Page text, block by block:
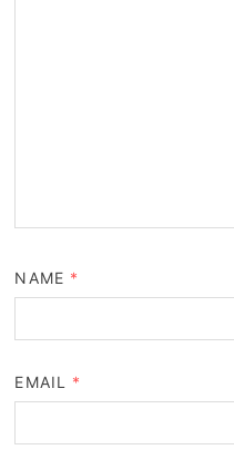
NAME *
EMAIL *